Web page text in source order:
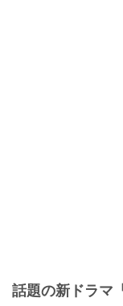
話題の新ドラマ